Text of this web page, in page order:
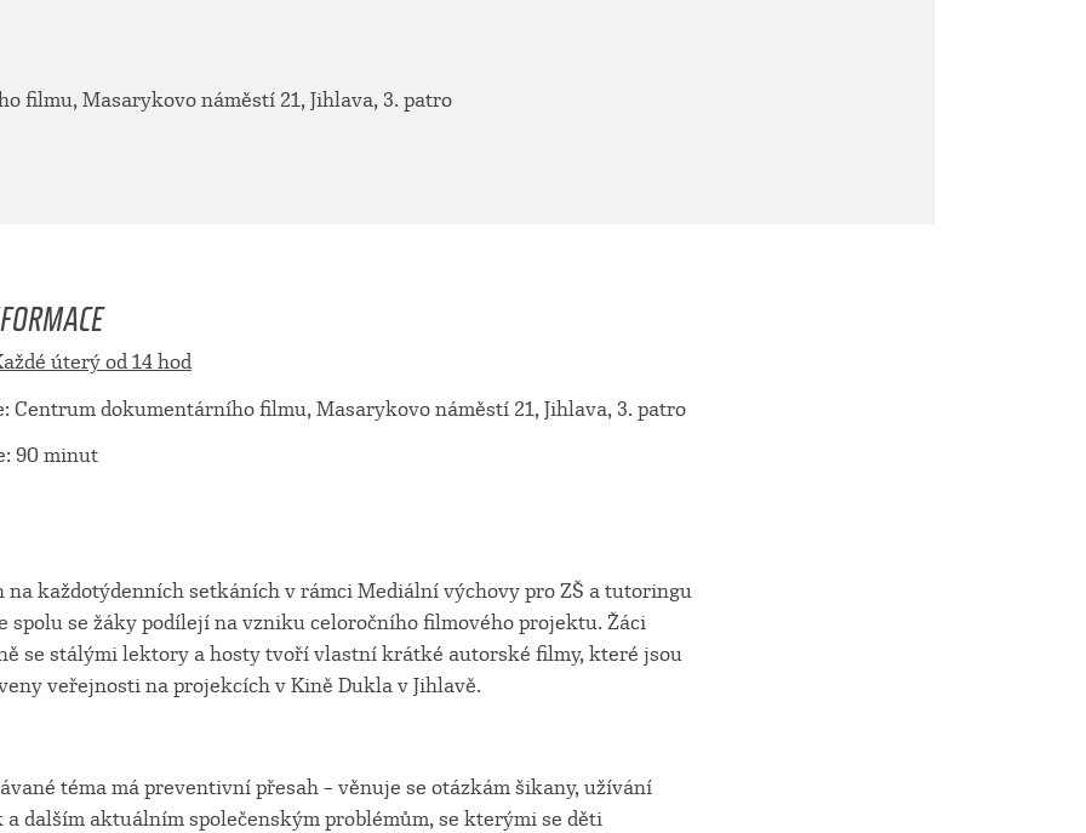
filmu, Masarykovo náměstí 21, Jihlava, 3. patro
úterý od 14 hod
Centrum dokumentárního filmu, Masarykovo náměstí 21, Jihlava, 3. patro
90 minut
na každotýdenních setkáních v rámci Mediální výchovy pro ZŠ a tutoringu
spolu se žáky podílejí na vzniku celoročního filmového projektu. Žáci
se stálými lektory a hosty tvoří vlastní krátké autorské filmy, které jsou
veřejnosti na projekcích v Kině Dukla v Jihlavě.
téma má preventivní přesah – věnuje se otázkám šikany, užívání
dalším aktuálním společenským problémům, se kterými se děti